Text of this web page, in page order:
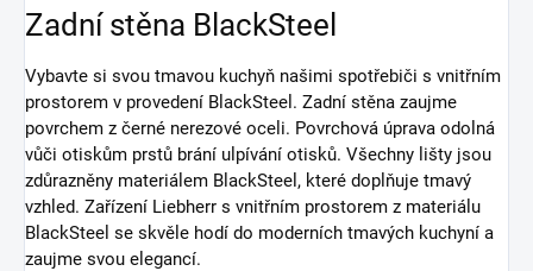
Zadní stěna BlackSteel
Vybavte si svou tmavou kuchyň našimi spotřebiči s vnitřním
prostorem v provedení BlackSteel. Zadní stěna zaujme
povrchem z černé nerezové oceli. Povrchová úprava odolná
vůči otiskům prstů brání ulpívání otisků. Všechny lišty jsou
zdůrazněny materiálem BlackSteel, které doplňuje tmavý
vzhled. Zařízení Liebherr s vnitřním prostorem z materiálu
BlackSteel se skvěle hodí do moderních tmavých kuchyní a
zaujme svou elegancí.